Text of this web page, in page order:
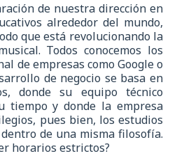
de nuestra dirección en
alrededor del mundo,
que está revolucionando la
Todos conocemos los
de empresas como Google o
de negocio se basa en
donde su equipo técnico
tiempo y donde la empresa
pues bien, los estudios
dentro de una misma filosofía.
horarios estrictos?